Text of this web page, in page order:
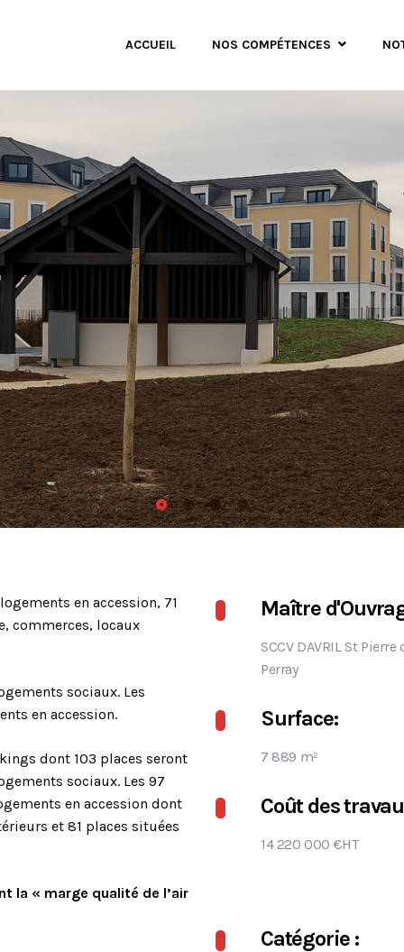
ACCUEIL NOS COMPÉTENCES
en accession, 71
commerces, locaux
sociaux. Les
en accession.
dont 103 places seront
sociaux. Les 97
en accession dont
et 81 places situées
la « marge qualité de l’air
Maître
SCCV DAVRIL St Pierre
Perray
Surface:
7 889 m²
Coût des
14 220 000 €HT
Catégorie :